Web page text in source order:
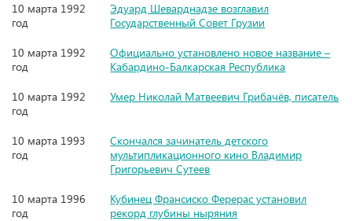
10 марта 1992
год
Эдуард Шеварднадзе возглавил
Государственный Совет Грузии
10 марта 1992
год
Официально установлено новое название –
Кабардино-Балкарская Республика
10 марта 1992
год
Умер Николай Матвеевич Грибачёв, писатель
10 марта 1993
год
Скончался зачинатель детского
мультипликационного кино Владимир
Григорьевич Сутеев
10 марта 1996
год
Кубинец Франсиско Ферерас установил
рекорд глубины ныряния